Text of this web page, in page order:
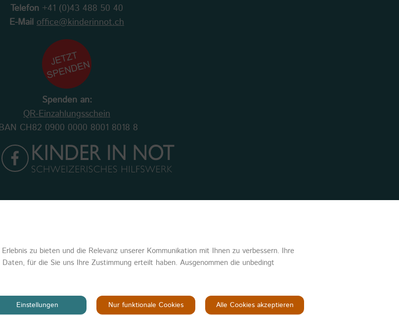
Telefon +41 (0)43 488 50 40
E-Mail office@kinderinnot.ch
Spenden an:
QR-Einzahlungsschein
CH82 0900 0000 8001 8018 8
IN NOT Datenschutz Impressum AGB
zu bieten und die Relevanz unserer Kommunikation mit Ihnen zu verbessern. Ihre
für die Sie uns Ihre Zustimmung erteilt haben. Ausgenommen die unbedingt
Einstellungen Nur funktionale Cookies Alle Cookies akzeptieren